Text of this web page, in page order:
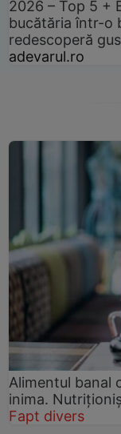
2026 – Top 5 +
bucătăria într-o
redescoperă
adevarul.ro
Alimentul banal
inima.
Fapt divers